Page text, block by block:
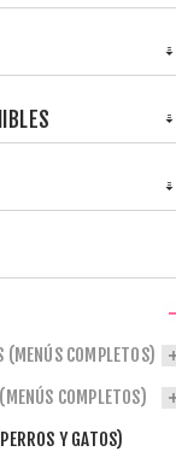
(MENÚS COMPLETOS)
COMPLETOS)
Y GATOS)